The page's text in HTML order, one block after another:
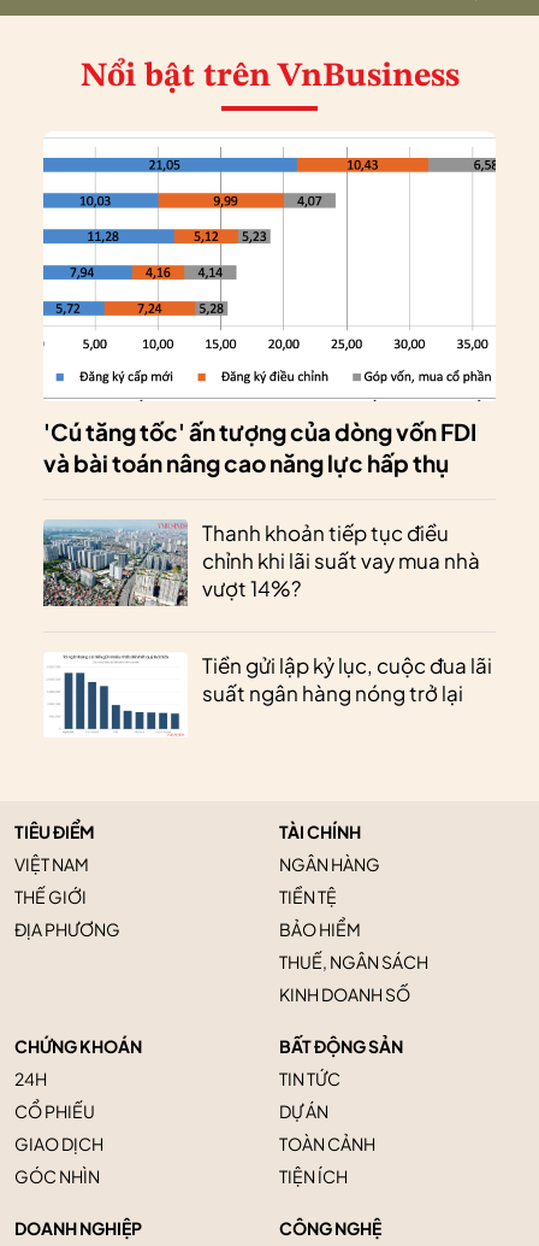
Nổi bật trên VnBusiness
'Cú tăng tốc' ấn tượng của dòng vốn FDI
và bài toán nâng cao năng lực hấp thụ
Thanh khoản tiếp tục điều
chỉnh khi lãi suất vay mua nhà
vượt 14%?
Tiền gửi lập kỷ lục, cuộc đua lãi
suất ngân hàng nóng trở lại
TIÊU ĐIỂM
VIỆT NAM
THẾ GIỚI
ĐỊA PHƯƠNG
TÀI CHÍNH
NGÂN HÀNG
TIỀN TỆ
BẢO HIỂM
THUẾ, NGÂN SÁCH
KINH DOANH SỐ
CHỨNG KHOÁN
24H
CỔ PHIẾU
GIAO DỊCH
GÓC NHÌN
BẤT ĐỘNG SẢN
TIN TỨC
DỰ ÁN
TOÀN CẢNH
TIỆN ÍCH
DOANH NGHIỆP CÔNG NGHỆ